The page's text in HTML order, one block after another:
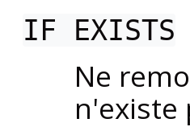
IF EXISTS
Ne
n'existe